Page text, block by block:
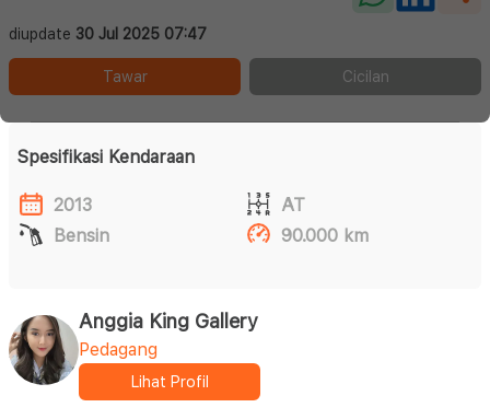
diupdate 30 Jul 2025 07:47
Tawar Cicilan
Spesifikasi Kendaraan
2013
AT
Bensin
90.000 km
Anggia King Gallery
Pedagang
Lihat Profil